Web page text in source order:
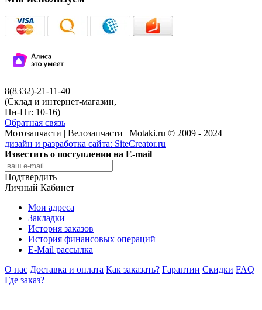
8(8332)-21-11-40
(Склад и интернет-магазин,
Пн-Пт: 10-16)
Обратная связь
Мотозапчасти | Велозапчасти | Motaki.ru © 2009 - 2024
дизайн и разработка сайта: SiteCreator.ru
Известить о поступлении на E-mail
Подтвердить
Личный Кабинет
Мои адреса
Закладки
История заказов
История финансовых операций
E-Mail рассылка
О нас Доставка и оплата Как заказать? Гарантии Скидки FAQ
Где заказ?